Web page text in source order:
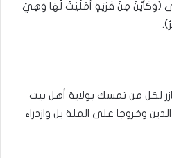
(وَكَأَيِّنْ مِنْ قَرْيَةٍ أَمْلَيْتُ لَهَا وَهِيَ
لكل من تمسك بولاية أهل بيت
وخروجا على الملة بل وازدراء